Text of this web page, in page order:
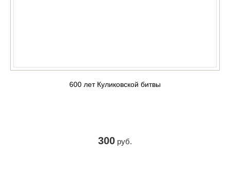
600 лет Куликовской битвы
300 руб.